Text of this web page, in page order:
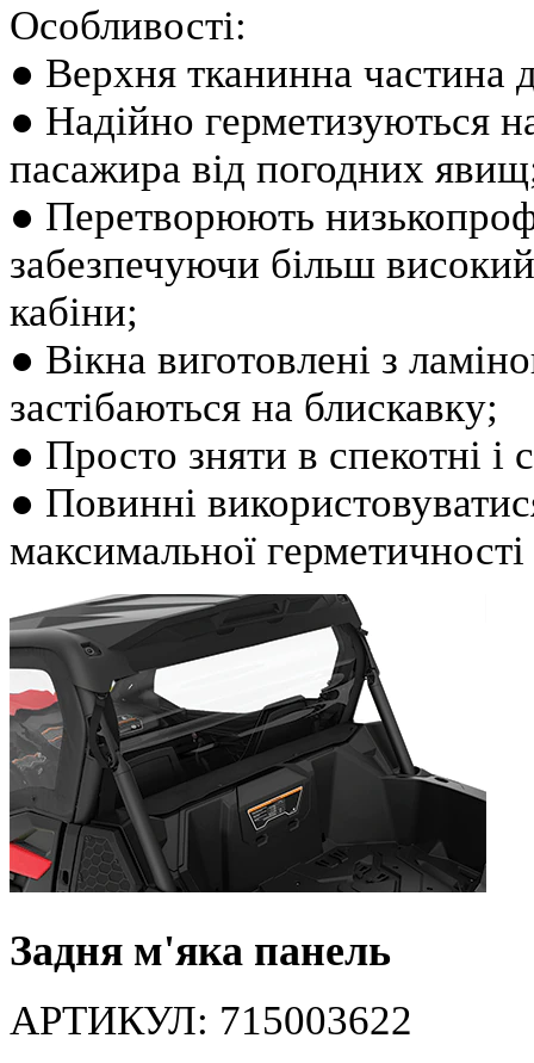
Особливості:
● Верхня тканинна частина
● Надійно герметизуються
пасажира від погодних
● Перетворюють
забезпечуючи більш
кабіни;
● Вікна виготовлені з
застібаються на блискавку;
● Просто зняти в спекотні і
● Повинні
максимальної
Задня м'яка панель
АРТИКУЛ: 715003622